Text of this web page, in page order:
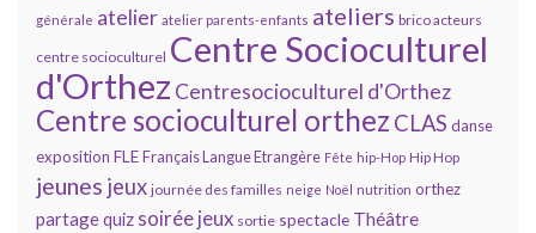
générale atelier atelier parents-enfants ateliers brico acteurs
centre socioculturel Centre Socioculturel
d'Orthez Centresocioculturel d'Orthez
Centre socioculturel orthez CLAS danse
exposition FLE Français Langue Etrangère Fête hip-Hop Hip Hop
jeunes jeux journée des familles neige Noël nutrition orthez
partagequiz soirée jeux sortie spectacle Théâtre